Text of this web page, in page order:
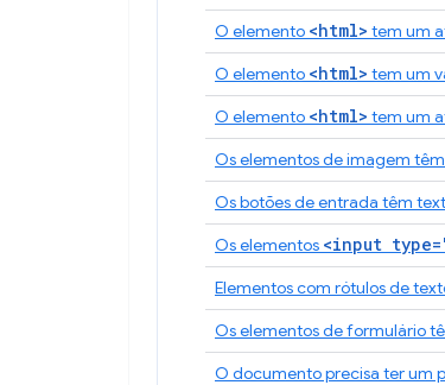
O elemento <html> tem um
O elemento <html> tem um
O elemento <html> tem um
Os elementos de imagem
Os botões de entrada têm
Os elementos <input
Elementos com rótulos de
Os elementos de formulário
O documento precisa ter um